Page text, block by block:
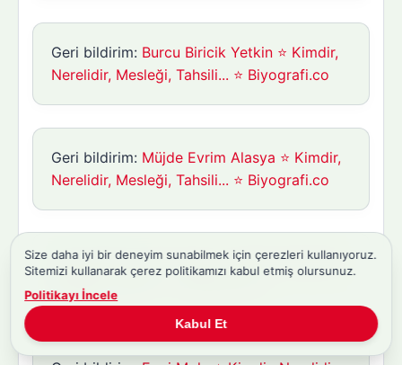
Geri bildirim: Burcu Biricik Yetkin ⭐ Kimdir,
Nerelidir, Mesleği, Tahsili... ⭐ Biyografi.co
Geri bildirim: Müjde Evrim Alasya ⭐ Kimdir,
Nerelidir, Mesleği, Tahsili... ⭐ Biyografi.co
Geri bildirim:Cem Uçan ⭐ Kimdir, Nerelidir,
Mesleği, Tahsili... ⭐ Biyografi.co
Size daha iyi bir deneyim sunabilmek için çerezleri kullanıyoruz.
Sitemizi kullanarak çerez politikamızı kabul etmiş olursunuz.
Politikayı İncele
Kabul Et